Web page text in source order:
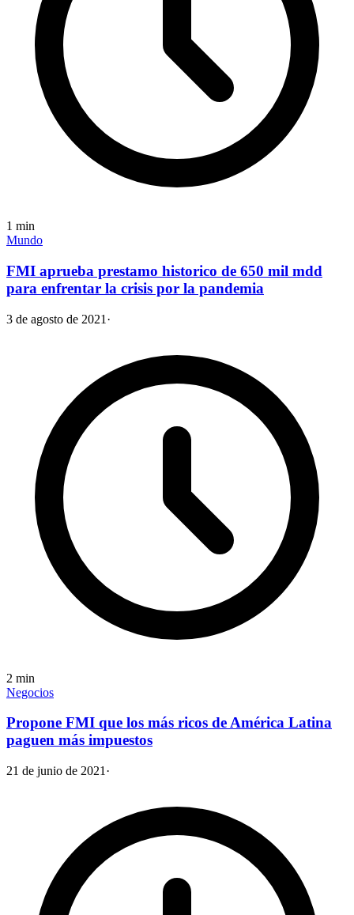
1 min
Mundo
FMI aprueba prestamo historico de 650 mil mdd
para enfrentar la crisis por la pandemia
3 de agosto de 2021 ·
2 min
Negocios
Propone FMI que los más ricos de América Latina
paguen más impuestos
21 de junio de 2021 ·